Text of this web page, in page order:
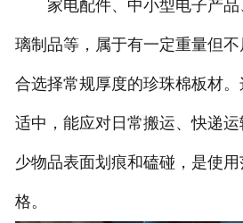
家电配件、中小型电子产品
璃制品等，属于有一定重量但
合选择常规厚度的珍珠棉板材
适中，能应对日常搬运、快递
少物品表面划痕和磕碰，是使
格。